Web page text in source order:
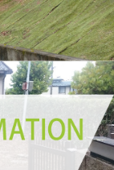
phonelink_ring090-
8588-
1124